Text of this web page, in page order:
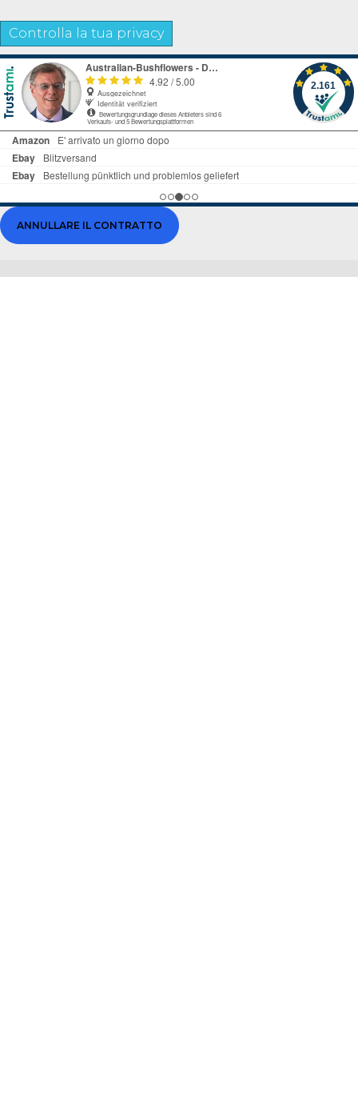
Controlla la tua privacy
ANNULLARE IL CONTRATTO